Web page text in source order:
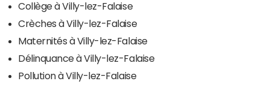
Collège à Villy-lez-Falaise
Crèches à Villy-lez-Falaise
Maternités à Villy-lez-Falaise
Délinquance à Villy-lez-Falaise
Pollution à Villy-lez-Falaise